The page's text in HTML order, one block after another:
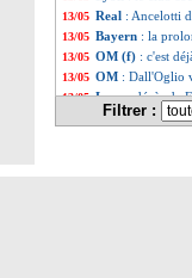
13/05 Real : Ancelotti
13/05 Bayern : la
13/05 OM (f) : c'est
13/05 OM : Dall'Oglio
13/05 Lyon: décès de
OM: la piste
Filtrer :